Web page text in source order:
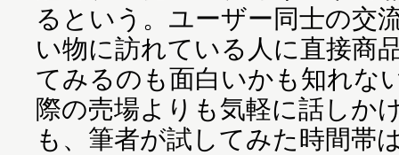
るという。ユーザー同士の交
い物に訪れている人に直接商
てみるのも面白いかも知れな
際の売場よりも気軽に話しか
も、筆者が試してみた時間帯